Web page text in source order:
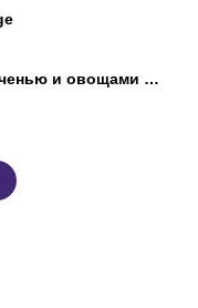
Консервы для собак ягненок с печенью и овощами Деревенские лакомства